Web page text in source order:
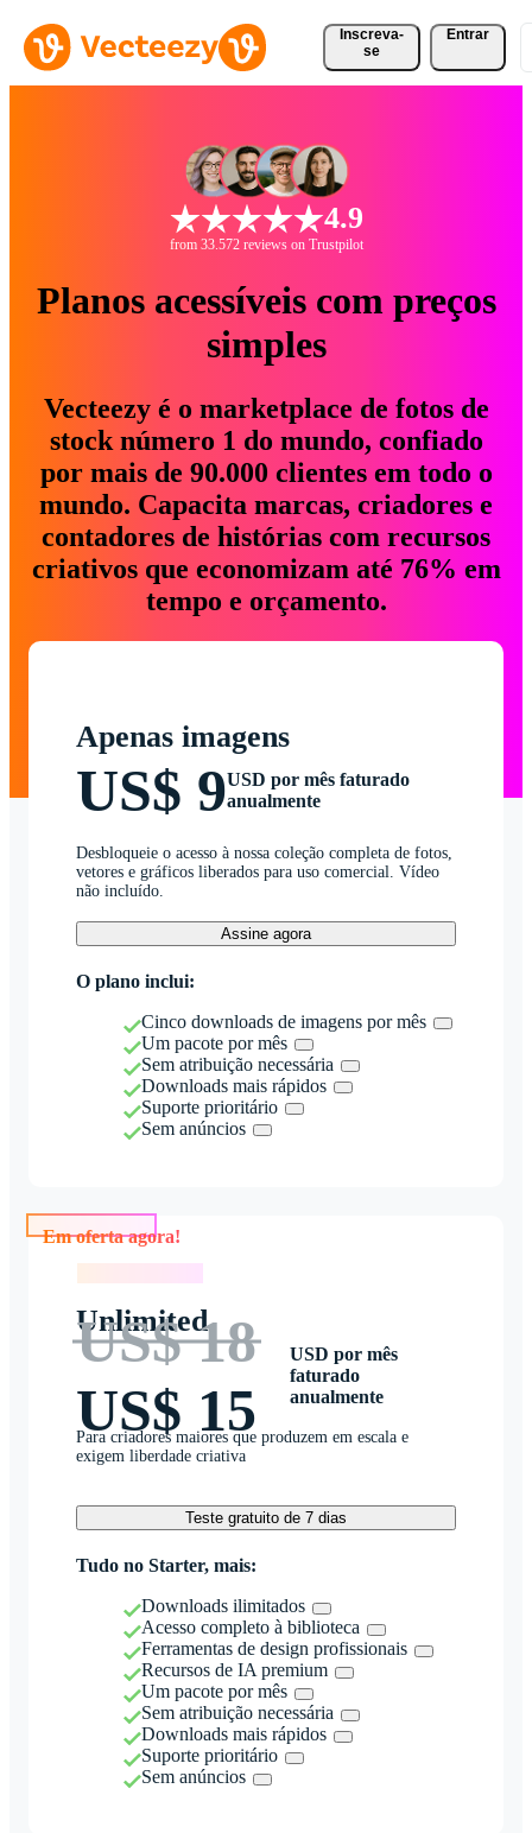
Inscreva-
se
Entrar
4.9
from 33.572 reviews on Trustpilot
Planos acessíveis com preços
simples
Vecteezy é o marketplace de fotos de
stock número 1 do mundo, confiado
por mais de 90.000 clientes em todo o
mundo. Capacita marcas, criadores e
contadores de histórias com recursos
criativos que economizam até 76% em
tempo e orçamento.
Apenas imagens
US$ 9USD por mês faturado
anualmente
Desbloqueie o acesso à nossa coleção completa de fotos,
vetores e gráficos liberados para uso comercial. Vídeo
não incluído.
Assine agora
O plano inclui:
Cinco downloads de imagens por mês
Um pacote por mês
Sem atribuição necessária
Downloads mais rápidos
Suporte prioritário
Sem anúncios
Unlimited
US$ 18
US$ 15
USD por mês
faturado
anualmente
Para criadores maiores que produzem em escala e
exigem liberdade criativa
Teste gratuito de 7 dias
Tudo no Starter, mais:
Downloads ilimitados
Acesso completo à biblioteca
Ferramentas de design profissionais
Recursos de IA premium
Um pacote por mês
Sem atribuição necessária
Downloads mais rápidos
Suporte prioritário
Sem anúncios